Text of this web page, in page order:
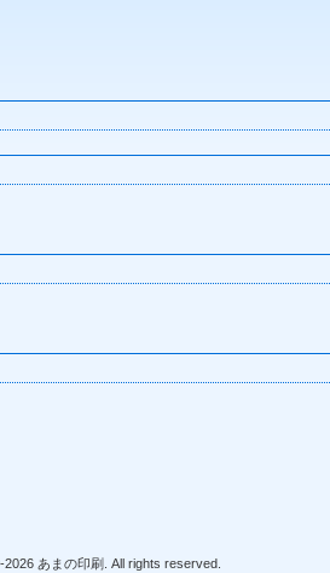
あまの印刷. All rights reserved.